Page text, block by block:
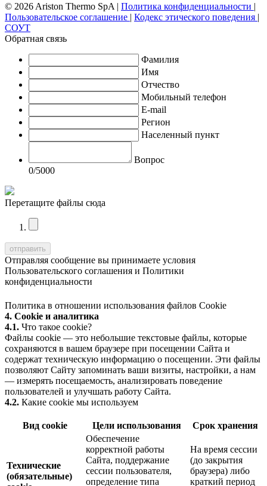
© 2026 Ariston Thermo SpA | Политика конфиденциальности |
Пользовательское соглашение | Кодекс этического поведения |
СОУТ
Обратная связь
Фамилия
Имя
Отчество
Мобильный телефон
E-mail
Регион
Населенный пункт
Вопрос
0/5000
Перетащите файлы сюда
Отправляя сообщение вы принимаете условия
Пользовательского соглашения и Политики
конфиденциальности
Политика в отношении использования файлов Cookie
4. Cookie и аналитика
4.1. Что такое cookie?
Файлы cookie — это небольшие текстовые файлы, которые
сохраняются в вашем браузере при посещении Сайта и
содержат техническую информацию о посещении. Эти файлы
позволяют Сайту запоминать ваши визиты, настройки, а нам
— измерять посещаемость, анализировать поведение
пользователей и улучшать работу Сайта.
4.2. Какие cookie мы используем
Вид cookie Цели использования Срок хранения
Технические
(обязательные)
Обеспечение
корректной работы
Сайта, поддержание
сессии пользователя,
определение типа
На время сессии
(до закрытия
браузера) либо
краткий период